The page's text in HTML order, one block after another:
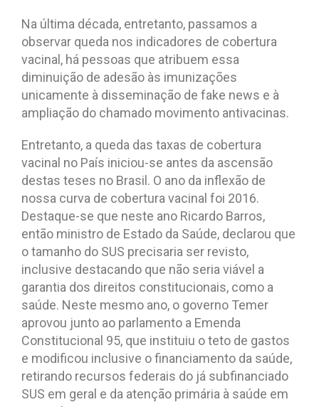
Na última década, entretanto, passamos a
observar queda nos indicadores de cobertura
vacinal, há pessoas que atribuem essa
diminuição de adesão às imunizações
unicamente à disseminação de fake news e à
ampliação do chamado movimento antivacinas.
Entretanto, a queda das taxas de cobertura
vacinal no País iniciou-se antes da ascensão
destas teses no Brasil. O ano da inflexão de
nossa curva de cobertura vacinal foi 2016.
Destaque-se que neste ano Ricardo Barros,
então ministro de Estado da Saúde, declarou que
o tamanho do SUS precisaria ser revisto,
inclusive destacando que não seria viável a
garantia dos direitos constitucionais, como a
saúde. Neste mesmo ano, o governo Temer
aprovou junto ao parlamento a Emenda
Constitucional 95, que instituiu o teto de gastos
e modificou inclusive o financiamento da saúde,
retirando recursos federais do já subfinanciado
SUS em geral e da atenção primária à saúde em